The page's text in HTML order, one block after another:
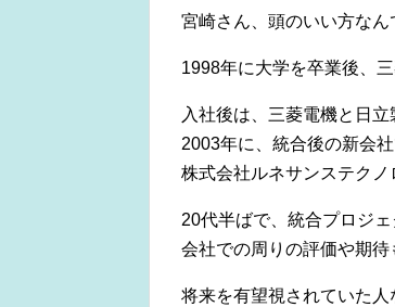
宮崎さん、頭のいい方なん
1998年に大学を卒業後、三
入社後は、三菱電機と日
2003年に、統合後の新会社
株式会社ルネサンステクノ
20代半ばで、統合プロジ
会社での周りの評価や期待
将来を有望視されていた人